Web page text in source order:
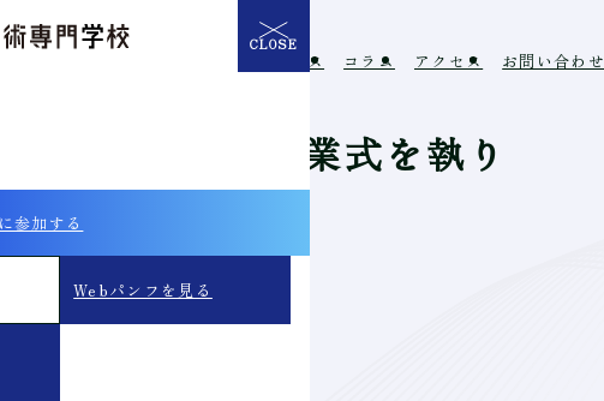
ニュース コラム アクセス お問い合わせ
CLOSE
参加する
Webパンフを見る
】2025年度卒業式を執り